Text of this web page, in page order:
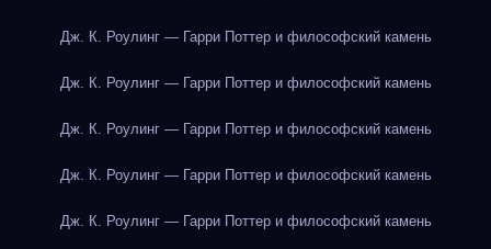
Дж. К. Роулинг — Гарри Поттер и философский камень
Дж. К. Роулинг — Гарри Поттер и философский камень
Дж. К. Роулинг — Гарри Поттер и философский камень
Дж. К. Роулинг — Гарри Поттер и философский камень
Дж. К. Роулинг — Гарри Поттер и философский камень